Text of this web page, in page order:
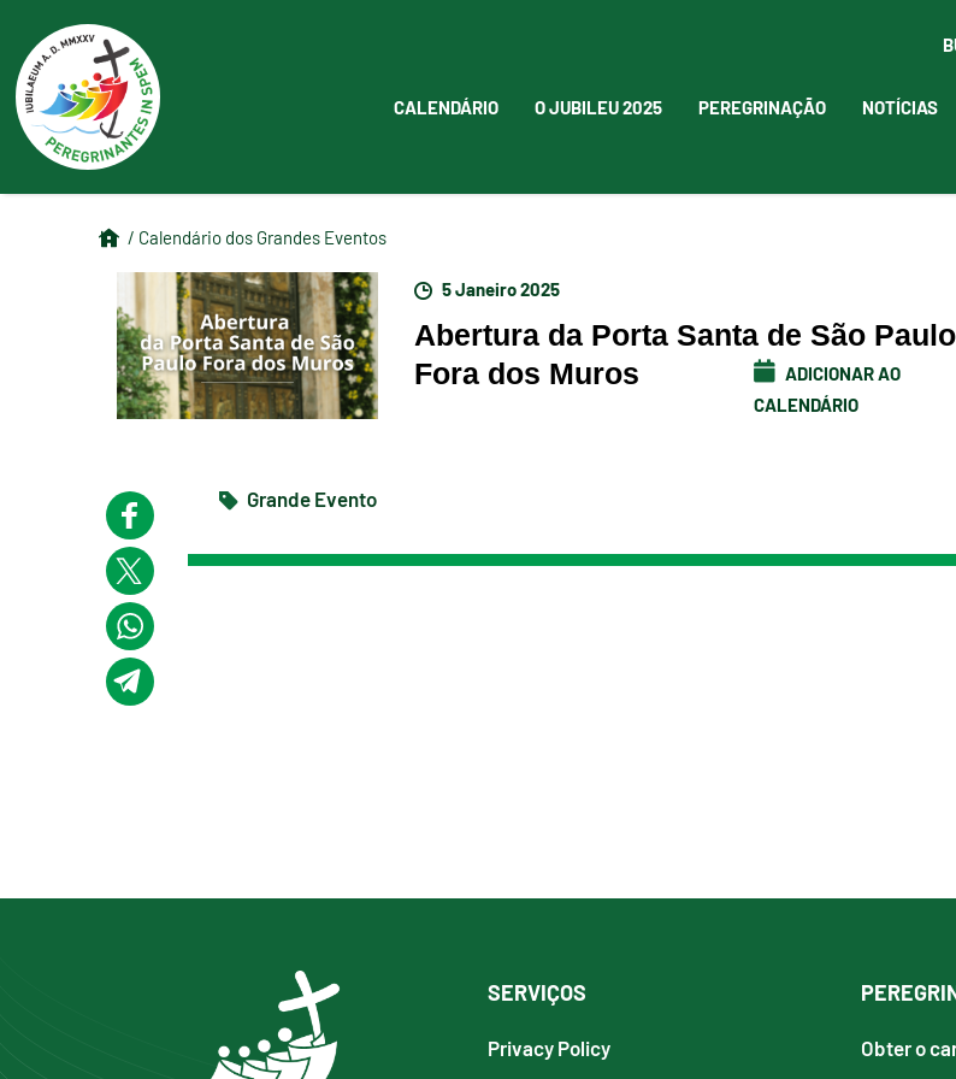
CALENDÁRIO O JUBILEU 2025 PEREGRINAÇÃO NOTÍCIAS
/ Calendário dos Grandes Eventos
5 Janeiro 2025
Abertura da Porta Santa de São Paulo
Fora dos Muros
ADICIONAR AO
CALENDÁRIO
Grande Evento
SERVIÇOS
Privacy Policy Obter o